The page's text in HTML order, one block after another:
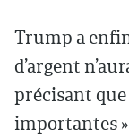
Trump a
d’argent
précisant que
importantes